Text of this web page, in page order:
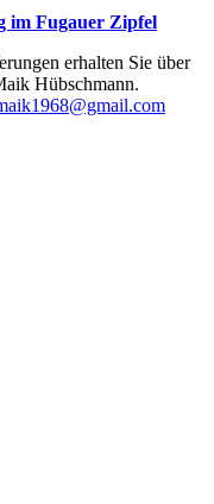
im Fugauer Zipfel
erhalten Sie über
Hübschmann.